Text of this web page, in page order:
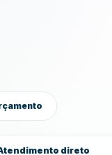
direto